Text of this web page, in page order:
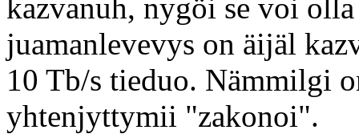
kazvanuh, nygöi se voi
juamanlevevys on äijäl
10 Tb/s tieduo. Nämmilgi
yhtenjyttymii "zakonoi".